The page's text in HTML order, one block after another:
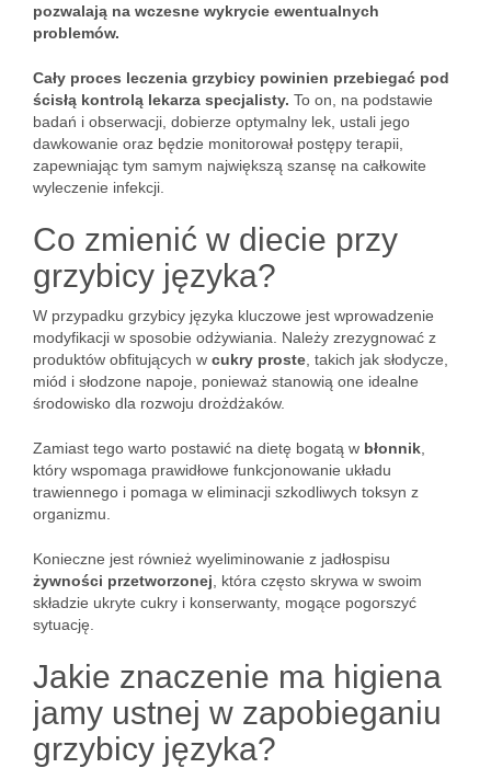
pozwalają na wczesne wykrycie ewentualnych
problemów.
Cały proces leczenia grzybicy powinien przebiegać pod
ścisłą kontrolą lekarza specjalisty. To on, na podstawie
badań i obserwacji, dobierze optymalny lek, ustali jego
dawkowanie oraz będzie monitorował postępy terapii,
zapewniając tym samym największą szansę na całkowite
wyleczenie infekcji.
Co zmienić w diecie przy
grzybicy języka?
W przypadku grzybicy języka kluczowe jest wprowadzenie
modyfikacji w sposobie odżywiania. Należy zrezygnować z
produktów obfitujących w cukry proste , takich jak słodycze,
miód i słodzone napoje, ponieważ stanowią one idealne
środowisko dla rozwoju drożdżaków.
Zamiast tego warto postawić na dietę bogatą w błonnik
który wspomaga prawidłowe funkcjonowanie układu
trawiennego i pomaga w eliminacji szkodliwych toksyn z
organizmu.
Konieczne jest również wyeliminowanie z jadłospisu
żywności przetworzonej , która często skrywa w swoim
składzie ukryte cukry i konserwanty, mogące pogorszyć
sytuację.
Jakie znaczenie ma higiena
jamy ustnej w zapobieganiu
grzybicy języka?